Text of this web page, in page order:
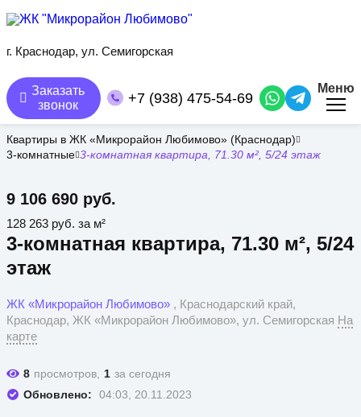
содержанию
г. Краснодар, ул. Семигорская
Заказать
звонок
+7 (938) 475-54-69
Меню
Квартиры в ЖК «Микрорайон Любимово» (Краснодар)
3-комнатные 3-комнатная квартира, 71.30 м², 5/24 этаж
3-комнатная квартира, 71.30 м², 5/24
этаж
9 106 690 руб.
ЖК «Микрорайон Любимово» , Краснодарский край,
Краснодар, ЖК «Микрорайон Любимово», ул. Семигорская На
карте
128 263 руб. за м²
8 просмотров, 1 за сегодня
Обновлено:
04:03, 20.11.2023